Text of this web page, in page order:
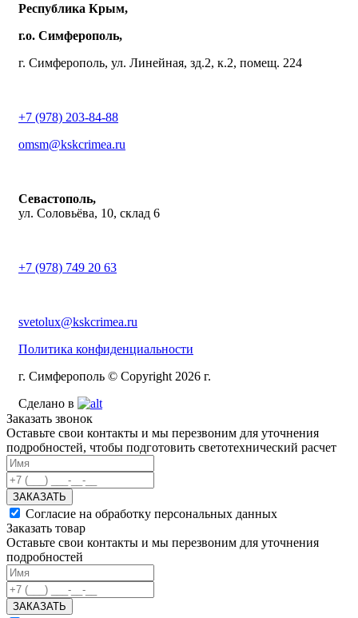
Республика Крым,
г.о. Симферополь,
г. Симферополь, ул. Линейная, зд.2, к.2, помещ. 224
+7 (978) 203-84-88
omsm@kskcrimea.ru
Севастополь,
ул. Соловьёва, 10, склад 6
+7 (978) 749 20 63
svetolux@kskcrimea.ru
Политика конфиденциальности
г. Симферополь © Copyright 2026 г.
Сделано в
Заказать звонок
Оставьте свои контакты и мы перезвоним для уточнения
подробностей, чтобы подготовить светотехнический расчет
ЗАКАЗАТЬ
Согласие на обработку персональных данных
Заказать товар
Оставьте свои контакты и мы перезвоним для уточнения
подробностей
ЗАКАЗАТЬ